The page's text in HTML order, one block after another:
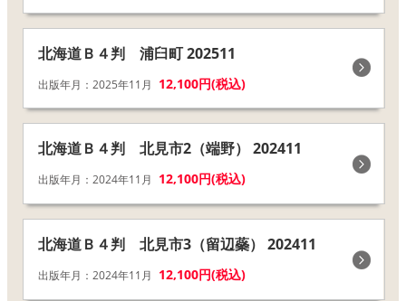
北海道Ｂ４判 浦臼町 202511
出版年月：2025年11月 12,100円(税込)
北海道Ｂ４判 北見市2（端野） 202411
出版年月：2024年11月 12,100円(税込)
北海道Ｂ４判 北見市3（留辺蘂） 202411
出版年月：2024年11月 12,100円(税込)